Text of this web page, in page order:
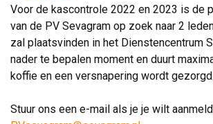
Voor de kascontrole 2022 en 2023 is de
van de PV Sevagram op zoek naar 2
zal plaatsvinden in het Dienstencentrum
nader te bepalen moment en duurt
koffie en een versnapering wordt gezorgd.
Stuur ons een e-mail als je je wilt